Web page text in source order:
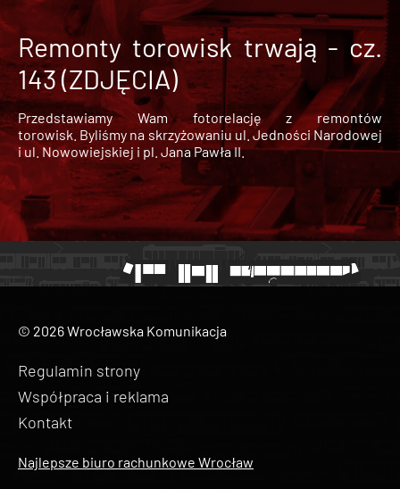
Remonty torowisk trwają - cz.
143 (ZDJĘCIA)
Przedstawiamy Wam fotorelację z remontów
torowisk. Byliśmy na skrzyżowaniu ul. Jedności Narodowej
i ul. Nowowiejskiej i pl. Jana Pawła II.
© 2026 Wrocławska Komunikacja
Regulamin strony
Współpraca i reklama
Kontakt
Najlepsze biuro rachunkowe Wrocław